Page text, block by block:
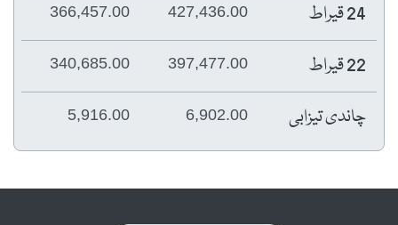
24 قیراط
427,436.00
366,457.00
22 قیراط 397,477.00
340,685.00
چاندی تیزابی 6,902.00
5,916.00